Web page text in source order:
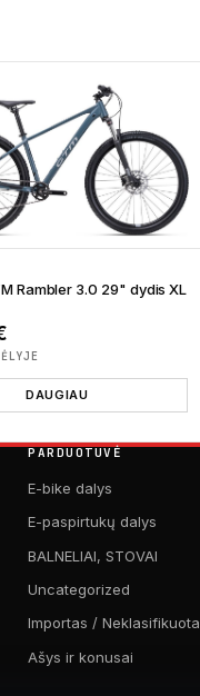
Rambler 3.0 29" dydis XL
DAUGIAU
PARDUOTUVĖ
E-bike dalys
E-paspirtukų dalys
BALNELIAI, STOVAI
Uncategorized
Importas / Neklasifikuota
Ašys ir konusai